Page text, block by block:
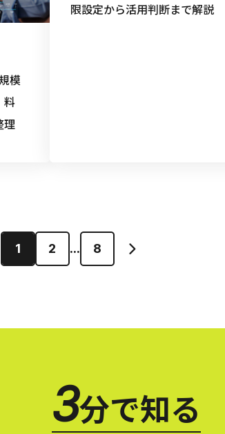
模
料
理
限設定から活用判断まで解説
1 2 ... 8
3分で知る